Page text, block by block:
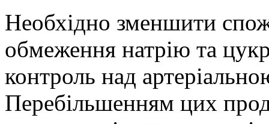
Необхідно зменшити
обмеження натрію та
контроль над
Перебільшенням цих